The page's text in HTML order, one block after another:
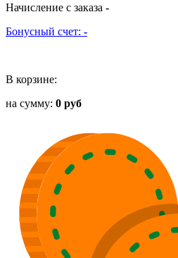
Начисление с заказа -
Бонусный счет: -
В корзине:
на сумму: 0 руб